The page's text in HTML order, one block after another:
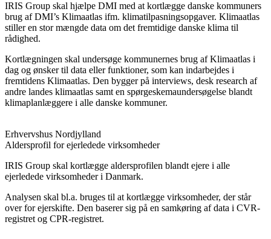
IRIS Group skal hjælpe DMI med at kortlægge danske kommuners
brug af DMI’s Klimaatlas ifm. klimatilpasningsopgaver. Klimaatlas
stiller en stor mængde data om det fremtidige danske klima til
rådighed.
Kortlægningen skal undersøge kommunernes brug af Klimaatlas i
dag og ønsker til data eller funktioner, som kan indarbejdes i
fremtidens Klimaatlas. Den bygger på interviews, desk research af
andre landes klimaatlas samt en spørgeskemaundersøgelse blandt
klimaplanlæggere i alle danske kommuner.
Erhvervshus Nordjylland
Aldersprofil for ejerledede virksomheder
IRIS Group skal kortlægge aldersprofilen blandt ejere i alle
ejerledede virksomheder i Danmark.
Analysen skal bl.a. bruges til at kortlægge virksomheder, der står
over for ejerskifte. Den baserer sig på en samkøring af data i CVR-
registret og CPR-registret.